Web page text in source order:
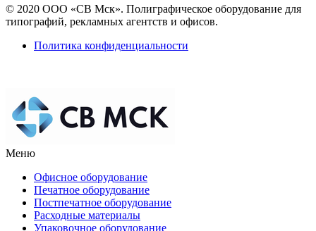
© 2020 ООО «СВ Мск». Полиграфическое оборудование для
типографий, рекламных агентств и офисов.
Политика конфиденциальности
Меню
Офисное оборудование
Печатное оборудование
Постпечатное оборудование
Расходные материалы
Упаковочное оборудование